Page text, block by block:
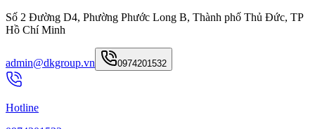
Số 2 Đường D4, Phường Phước Long B, Thành phố Thủ Đức, TP
Hồ Chí Minh
admin@dkgroup.vn 0974201532
Hotline